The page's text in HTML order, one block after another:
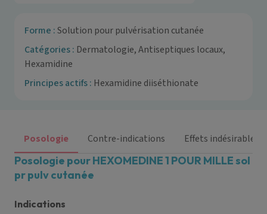
Forme :Solution pour pulvérisation cutanée
Catégories : Dermatologie, Antiseptiques locaux,
Hexamidine
Principes actifs : Hexamidine diiséthionate
Posologie Contre-indications Effets indésirables
Posologie pour HEXOMEDINE 1 POUR MILLE sol
pr pulv cutanée
Indications